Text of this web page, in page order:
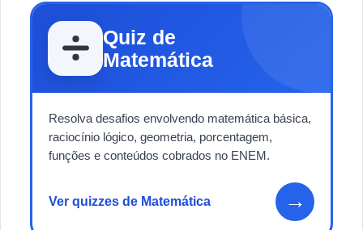
Quiz de
Matemática
Resolva desafios envolvendo matemática básica,
raciocínio lógico, geometria, porcentagem,
funções e conteúdos cobrados no ENEM.
Ver quizzes de Matemática →